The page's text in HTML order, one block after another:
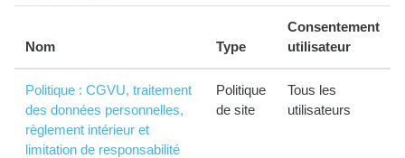
Nom Type
Consentement
utilisateur
Politique : CGVU, traitement
des données personnelles,
règlement intérieur et
limitation de responsabilité
Politique
de site
Tous les
utilisateurs